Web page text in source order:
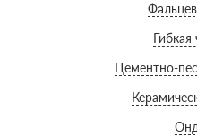
Гибкая
Цементно-